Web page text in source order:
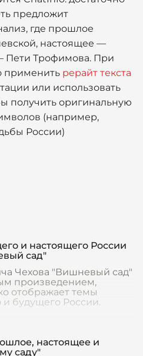
предложит
где прошлое
настоящее —
Пети Трофимова. При
применить рерайт текста
или использовать
получить оригинальную
(например,
России)
и настоящего России
сад"
Чехова "Вишневый сад"
произведением,
отображает темы
будущего России.
настоящее и
саду"